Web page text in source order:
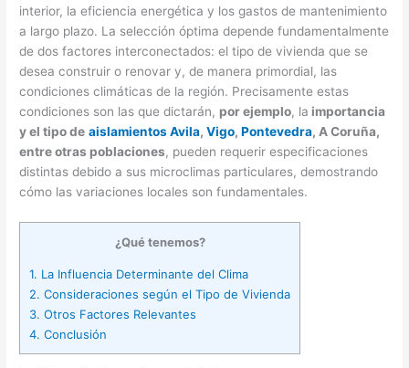
interior, la eficiencia energética y los gastos de mantenimiento
a largo plazo. La selección óptima depende fundamentalmente
de dos factores interconectados: el tipo de vivienda que se
desea construir o renovar y, de manera primordial, las
condiciones climáticas de la región. Precisamente estas
condiciones son las que dictarán, por ejemplo, la importancia
y el tipo de aislamientos Avila,Vigo,Pontevedra, A Coruña,
entre otras poblaciones, pueden requerir especificaciones
distintas debido a sus microclimas particulares, demostrando
cómo las variaciones locales son fundamentales.
¿Qué tenemos?
1. La Influencia Determinante del Clima
2. Consideraciones según el Tipo de Vivienda
3. Otros Factores Relevantes
4. Conclusión